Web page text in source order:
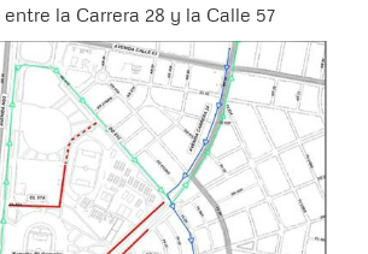
la Carrera 28 y la Calle 57